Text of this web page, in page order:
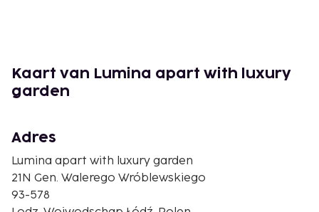
Piotrkowskastraat - 2 km
Sielanka Park - 2,3 km
Stadsstadion - 2,3 km
Atlas Arena - 2,5 km
Piłsudskiego Park - 2,5 km
Centrum voor Kunstpropaganda - 2,5 km
Manhattan Galerie - 2,7 km
Rode Toren - 2,7 km
Kaart van Lumina apart with luxury
garden
Adres
Lumina apart with luxury garden
21N Gen. Walerego Wróblewskiego
93-578